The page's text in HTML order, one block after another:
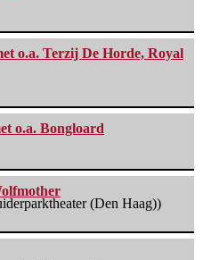
o.a. Terzij De Horde, Royal
o.a. Bongloard
(Den Haag))